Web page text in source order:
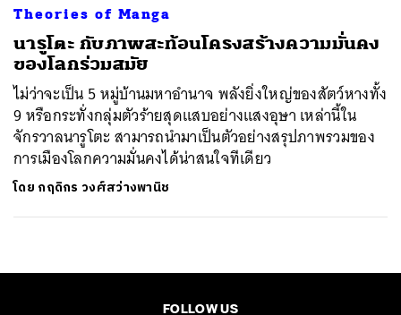
Theories of Manga
นารูโตะ กับภาพสะท้อนโครงสร้างความมั่นคง
ของโลกร่วมสมัย
ไม่ว่าจะเป็น 5 หมู่บ้านมหาอำนาจ พลังยิ่งใหญ่ของสัตว์หางทั้ง
9 หรือกระทั่งกลุ่มตัวร้ายสุดแสบอย่างแสงอุษา เหล่านี้ใน
จักรวาลนารูโตะ สามารถนำมาเป็นตัวอย่างสรุปภาพรวมของ
การเมืองโลกความมั่นคงได้น่าสนใจทีเดียว
โดย กฤดิกร วงศ์สว่างพานิช
FOLLOW US